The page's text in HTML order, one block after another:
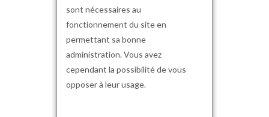
sont nécessaires au
fonctionnement du site en
permettant sa bonne
administration. Vous avez
cependant la possibilité de vous
opposer à leur usage.